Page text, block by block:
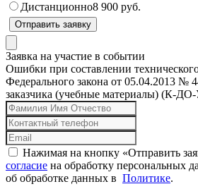
Дистанционно8 900 руб.
Отправить заявку
Заявка на участие в событии
Ошибки при составлении
Федерального закона от 05.04.2013 №
заказчика (учебные материалы) (К-
Нажимая на кнопку «Отправить
согласие на обработку персональных
об обработке данных в Политике.